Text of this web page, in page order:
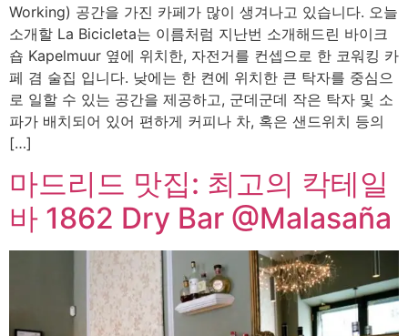
Working) 공간을 가진 카페가 많이 생겨나고 있습니다. 오늘
소개할 La Bicicleta는 이름처럼 지난번 소개해드린 바이크
숍 Kapelmuur 옆에 위치한, 자전거를 컨셉으로 한 코워킹 카
페 겸 술집 입니다. 낮에는 한 켠에 위치한 큰 탁자를 중심으
로 일할 수 있는 공간을 제공하고, 군데군데 작은 탁자 및 소
파가 배치되어 있어 편하게 커피나 차, 혹은 샌드위치 등의
[…]
마드리드 맛집: 최고의 칵테일
바 1862 Dry Bar @Malasaña